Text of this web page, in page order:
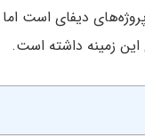
دیفای است
زمینه داشته است.